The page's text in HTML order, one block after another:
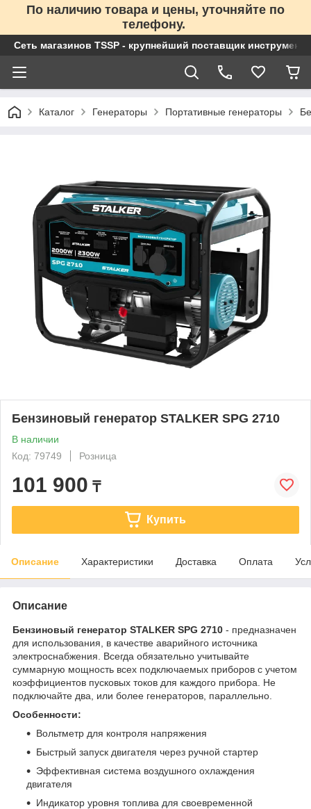
По наличию товара и цены, уточняйте по
телефону.
Сеть магазинов TSSP - крупнейший поставщик
Каталог Генераторы Портативные генераторы
Бензиновый генератор STALKER SPG 2710
В наличии
Код: 79749
Розница
101 900 ₸
Купить
Описание Характеристики Доставка Оплата
Описание
Бензиновый генератор STALKER SPG 2710 - предназначен
для использования, в качестве аварийного источника
электроснабжения. Всегда обязательно учитывайте
суммарную мощность всех подключаемых приборов с учетом
коэффициентов пусковых токов для каждого прибора. Не
подключайте два, или более генераторов, параллельно.
Особенности:
Вольтметр для контроля напряжения
Быстрый запуск двигателя через ручной стартер
Эффективная система воздушного охлаждения
двигателя
Индикатор уровня топлива для своевременной